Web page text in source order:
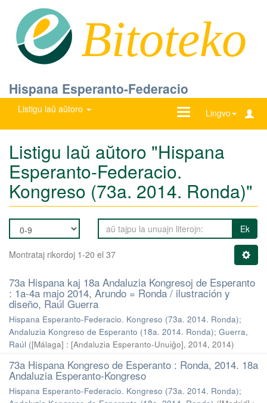
Bitoteko
Hispana Esperanto-Federacio
Listigu laŭ aŭtoro Lingvo
Ŝanĝu
Listigu laŭ aŭtoro "Hispana
Esperanto-Federacio.
Kongreso (73a. 2014. Ronda)"
Ek
Montrataj rikordoj 1-20 el 37
73a Hispana kaj 18a Andaluzia Kongresoj de Esperanto
: 1a-4a majo 2014, Arundo = Ronda / ilustración y
diseño, Raúl Guerra
Hispana Esperanto-Federacio. Kongreso (73a. 2014. Ronda);
Andaluzia Kongreso de Esperanto (18a. 2014. Ronda); Guerra,
Raúl ([Málaga] : [Andaluzia Esperanto-Unuiĝo], 2014, 2014)
73a Hispana Kongreso de Esperanto : Ronda, 2014. 18a
Andaluzia Esperanto-Kongreso
Hispana Esperanto-Federacio. Kongreso (73a. 2014. Ronda);